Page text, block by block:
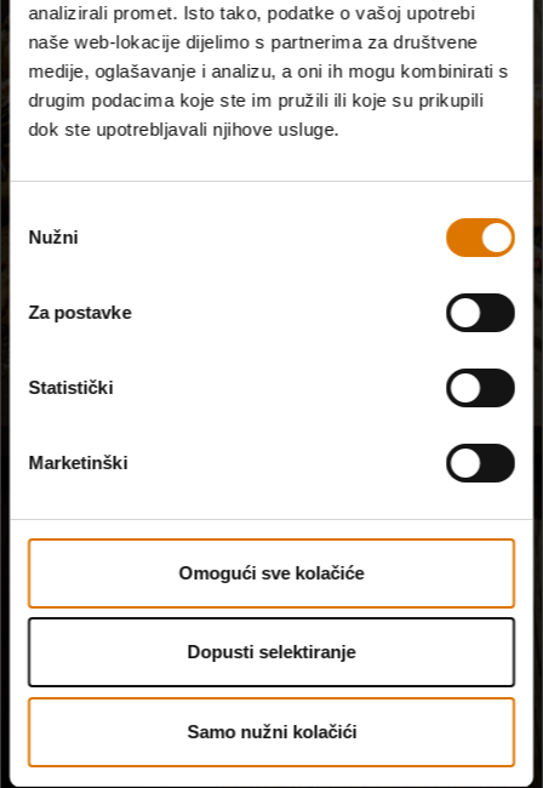
analizirali promet. Isto tako, podatke o vašoj upotrebi
naše web-lokacije dijelimo s partnerima za društvene
medije, oglašavanje i analizu, a oni ih mogu kombinirati s
drugim podacima koje ste im pružili ili koje su prikupili
dok ste upotrebljavali njihove usluge.
pristanka
Nužni
Za postavke
Statistički
Marketinški
Omogući sve kolačiće
Dopusti selektiranje
Samo nužni kolačići